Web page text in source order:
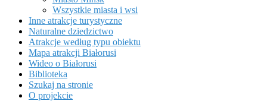
Wszystkie miasta i wsi
Inne atrakcje turystyczne
Naturalne dziedzictwo
Atrakcje według typu obiektu
Mapa atrakcji Białorusi
Wideo o Białorusi
Biblioteka
Szukaj na stronie
O projekcie